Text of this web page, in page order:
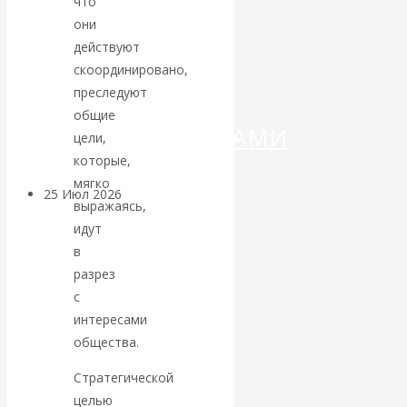
ДЕНЕГ»: КИТАЙ
ВЕДЁТ БОРЬБУ
КРИПТОВАЛЮТАМИ
25 Июл 2026
Валентин
КАтасонов.
Может ли
Америка
они
действуют
скоординировано,
преследуют
общие
цели,
которые,
мягко
выражаясь,
идут
в
разрез
с
интересами
общества.
Стратегической
целью